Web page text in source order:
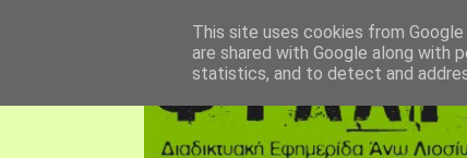
This site uses cookies from
are shared with Google along with
statistics, and to detect and